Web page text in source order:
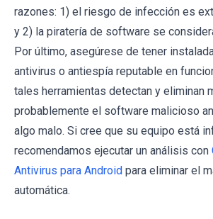
razones: 1) el riesgo de infección es
y 2) la piratería de software se
Por último, asegúrese de tener
antivirus o antiespía reputable en
tales herramientas detectan y eliminan
probablemente el software malicioso
algo malo. Si cree que su equipo está
recomendamos ejecutar un análisis con
Antivirus para Android para eliminar el
automática.